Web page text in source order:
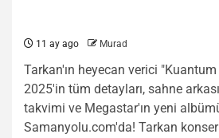
11 ay ago Murad
Tarkan'ın heyecan verici
2025'in tüm detayları, sahne
takvimi ve Megastar'ın yeni
Samanyolu.com'da! Tarkan